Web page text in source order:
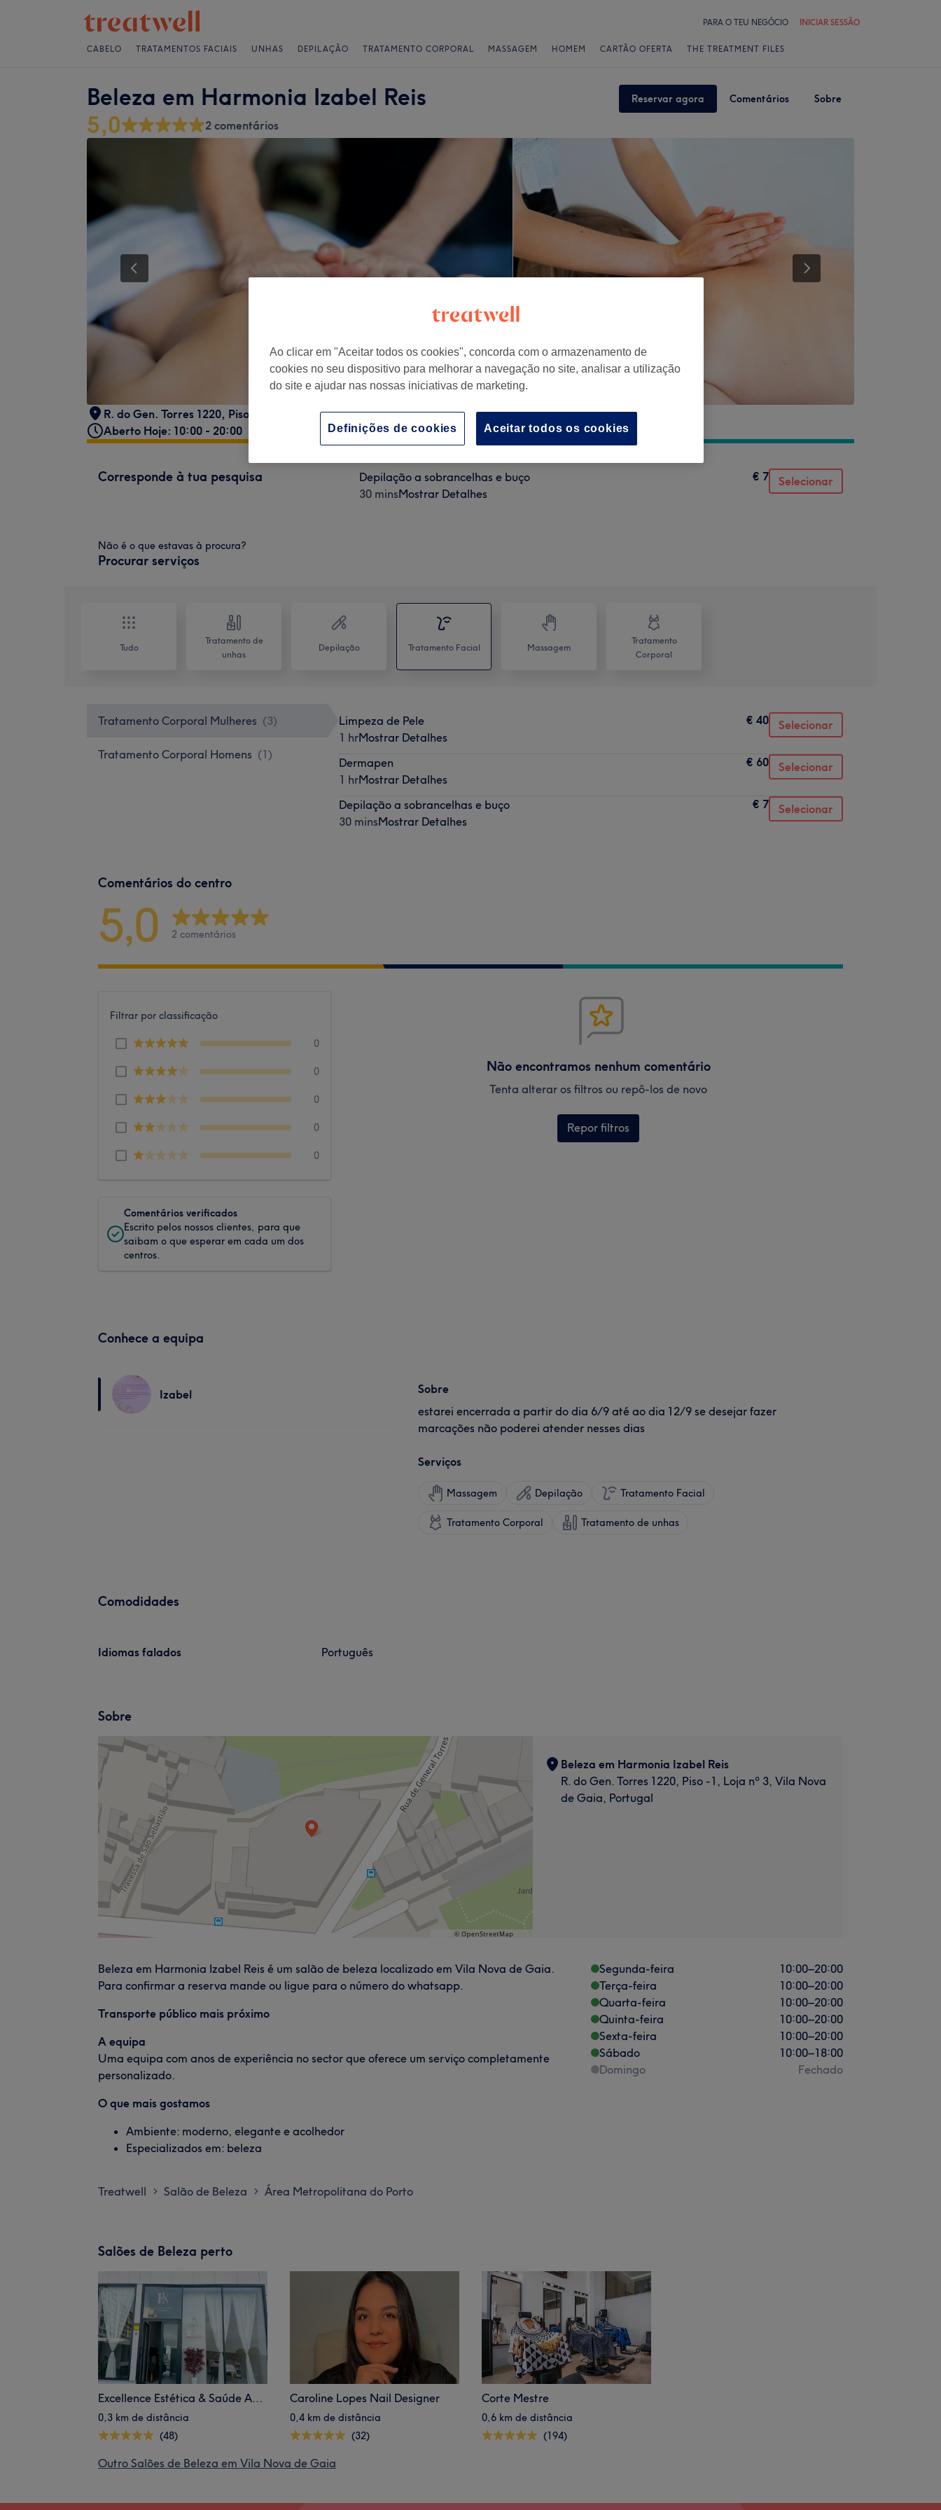
PARA O TEU NEGÓCIO INICIAR SESSÃO
CABELO TRATAMENTOS FACIAIS UNHAS DEPILAÇÃO TRATAMENTO CORPORAL MASSAGEM HOMEM CARTÃO OFERTA THE TREATMENT FILES
Beleza em Harmonia Izabel Reis Reservar agora Comentários Sobre
5,0 2 comentários
R. do Gen. Torres 1220, Piso -1, Loja nº 3, Vila Nova de Gaia, Portugal
Aberto Hoje: 10:00 - 20:00
Corresponde à tua pesquisa
Depilação a sobrancelhas e buço
30 minsMostrar Detalhes
€ 7 Selecionar
Não é o que estavas à procura?
Procurar serviços
Tudo
Tratamento de
unhas
Depilação Tratamento Facial Massagem
Tratamento
Corporal
Tratamento Corporal Mulheres (3)
Tratamento Corporal Homens (1)
Limpeza de Pele
1 hrMostrar Detalhes
€ 40 Selecionar
Dermapen
1 hrMostrar Detalhes
€ 60 Selecionar
Depilação a sobrancelhas e buço
30 minsMostrar Detalhes
€ 7 Selecionar
Comentários do centro
5,0 2 comentários
Filtrar por classificação
0
0
0
0
0
Comentários verificados
Escrito pelos nossos clientes, para que
saibam o que esperar em cada um dos
centros.
Não encontramos nenhum comentário
Tenta alterar os filtros ou repô-los de novo
Repor filtros
Conhece a equipa
Izabel
Sobre
estarei encerrada a partir do dia 6/9 até ao dia 12/9 se desejar fazer
marcações não poderei atender nesses dias
Serviços
Massagem Depilação Tratamento Facial
Tratamento Corporal Tratamento de unhas
Comodidades
Idiomas falados Português
Sobre
Beleza em Harmonia Izabel Reis
R. do Gen. Torres 1220, Piso -1, Loja nº 3, Vila Nova
de Gaia, Portugal
Beleza em Harmonia Izabel Reis é um salão de beleza localizado em Vila Nova de Gaia.
Para confirmar a reserva mande ou ligue para o número do whatsapp.
Transporte público mais próximo
A equipa
Uma equipa com anos de experiência no sector que oferece um serviço completamente
personalizado.
O que mais gostamos
Ambiente: moderno, elegante e acolhedor
Especializados em: beleza
Segunda-feira 10:00–20:00
Terça-feira
10:00–20:00
Quarta-feira
10:00–20:00
Quinta-feira
10:00–20:00
Sexta-feira
10:00–20:00
Sábado
10:00–18:00
Domingo
Fechado
Treatwell > Salão de Beleza > Área Metropolitana do Porto
Salões de Beleza perto
Excellence Estética & Saúde Academy
0,3 km de distância
(48)
Caroline Lopes Nail Designer
0,4 km de distância
(32)
Corte Mestre
0,6 km de distância
(194)
Outro Salões de Beleza em Vila Nova de Gaia
Ao clicar em "Aceitar todos os cookies", concorda com o armazenamento de
cookies no seu dispositivo para melhorar a navegação no site, analisar a utilização
do site e ajudar nas nossas iniciativas de marketing.
Aceitar todos os cookies
Definições de cookies